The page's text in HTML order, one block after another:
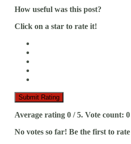
How useful was this post?
Click on a star to rate it!
Submit Rating
Average rating 0 / 5. Vote count: 0
No votes so far! Be the first to